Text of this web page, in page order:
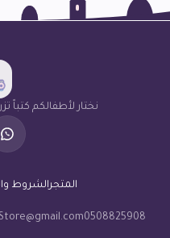
نختار لأطفالكم كتباً
المتجر الشروط
0508825908